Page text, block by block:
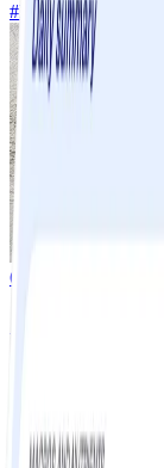
#Lätt15 MIN
6
Spagetti med